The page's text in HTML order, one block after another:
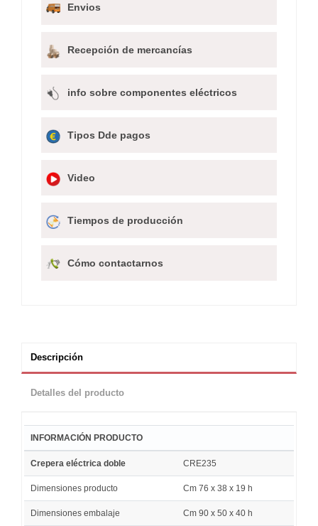
Envios
Recepción de mercancías
info sobre componentes eléctricos
Tipos Dde pagos
Video
Tiempos de producción
Cómo contactarnos
Descripción
Detalles del producto
INFORMACIÓN PRODUCTO
Crepera eléctrica doble CRE235
Dimensiones producto Cm 76 x 38 x 19 h
Dimensiones embalaje Cm 90 x 50 x 40 h